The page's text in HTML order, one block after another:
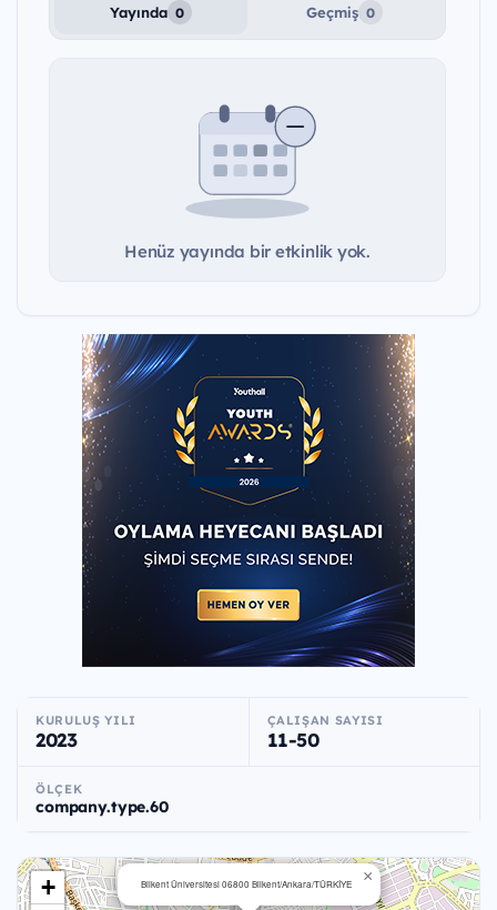
Yayında 0 Geçmiş 0
Henüz yayında bir etkinlik yok.
KURULUŞ YILI
2023
ÇALIŞAN SAYISI
11-50
ÖLÇEK
company.type.60
Bilkent Üniversitesi 06800 Bilkent/Ankara/TÜRKİYE ×
+